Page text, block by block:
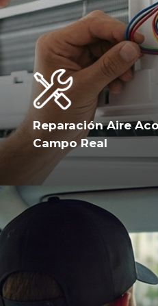
Reparación Aire
Campo Real